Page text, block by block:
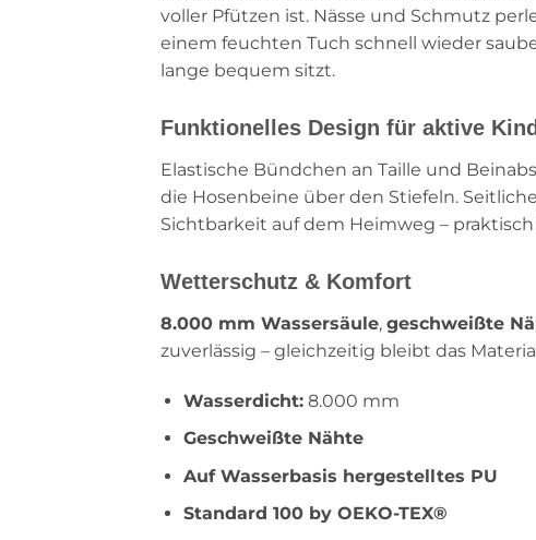
voller Pfützen ist. Nässe und Schmutz
einem feuchten Tuch schnell wieder
lange bequem sitzt.
Funktionelles Design für aktive
Elastische Bündchen an Taille und
die Hosenbeine über den Stiefeln.
Sichtbarkeit auf dem Heimweg –
Wetterschutz & Komfort
8.000 mm Wassersäule, geschweißte
zuverlässig – gleichzeitig bleibt das
Wasserdicht:8.000 mm
Geschweißte Nähte
Auf Wasserbasis hergestelltes PU
Standard 100 by OEKO‑TEX®